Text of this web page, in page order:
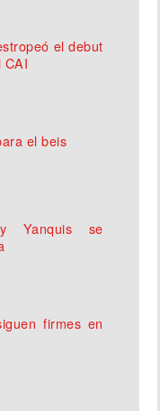
el debut
CAI
el beis
Yanquis se
firmes en